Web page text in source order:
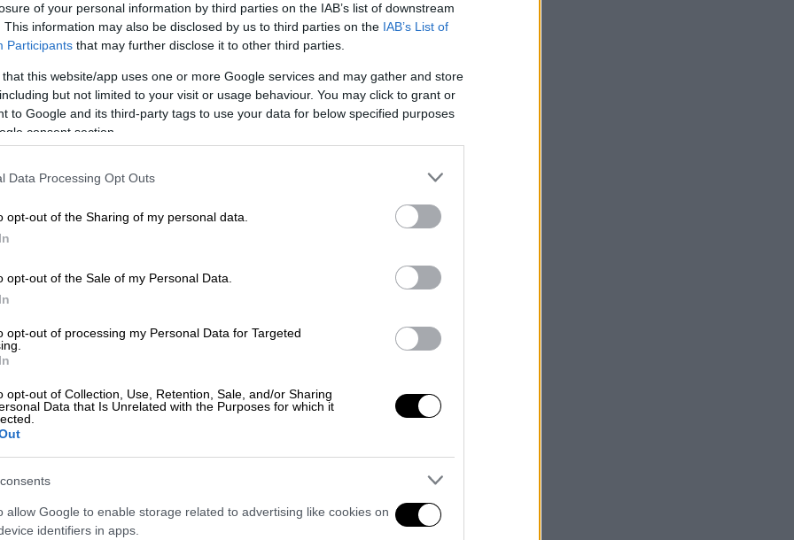
of your personal information by third parties on the IAB’s list of downstream
This information may also be disclosed by us to third parties on the IAB’s List of
Participants that may further disclose it to other third parties.
that this website/app uses one or more Google services and may gather and store
but not limited to your visit or usage behaviour. You may click to grant or
to Google and its third-party tags to use your data for below specified purposes
consent section.
Data Processing Opt Outs
opt-out of the Sharing of my personal data.
opt-out of the Sale of my Personal Data.
opt-out of processing my Personal Data for Targeted
opt-out of Collection, Use, Retention, Sale, and/or Sharing
Data that Is Unrelated with the Purposes for which it
allow Google to enable storage related to advertising like cookies on
identifiers in apps.
το ΕΘΝΟΣ στη Google
σήμερα το πρωί (18/05) στα
τη διάρκεια εργασιών στο οδικό
το θανατηφόροεργατικό δυστύχημα
σορός άνδρα με τραύματα
ξυλοκόπησαν, έβρισαν, έβρεξαν
τις πράξεις